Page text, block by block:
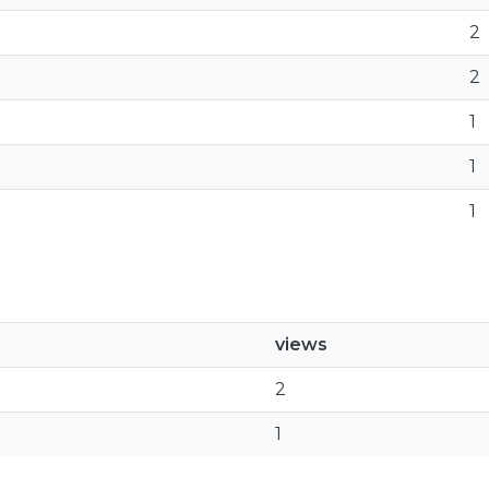
2
2
1
1
1
views
2
1